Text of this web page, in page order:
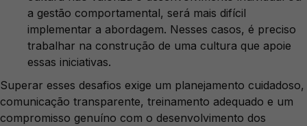
a gestão comportamental, será mais difícil
implementar a abordagem. Nesses casos, é preciso
trabalhar na construção de uma cultura que apoie
essas iniciativas.
Superar esses desafios exige um planejamento cuidadoso,
comunicação transparente, treinamento adequado e um
compromisso genuíno com o desenvolvimento dos